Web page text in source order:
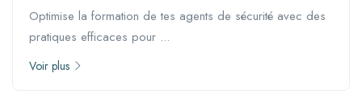
Optimise la formation de tes agents de sécurité avec des
pratiques efficaces pour ...
Voir plus